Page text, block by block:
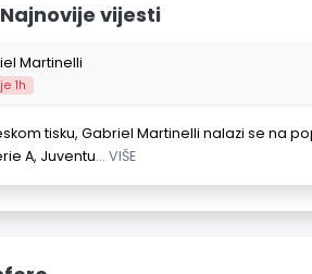
vijesti
Martinelli
1h
tisku, Gabriel Martinelli nalazi se na
A, Juventu... VIŠE